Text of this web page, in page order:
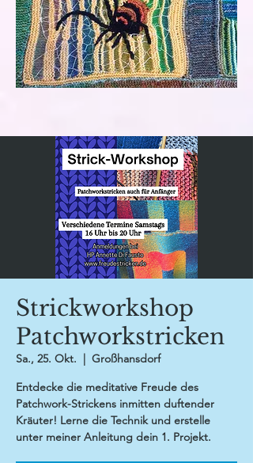
Strickworkshop
Patchworkstricken
Sa., 25. Okt.
  |
Großhansdorf
Entdecke die meditative Freude des
Patchwork-Strickens inmitten duftender
Kräuter! Lerne die Technik und erstelle
unter meiner Anleitung dein 1. Projekt.